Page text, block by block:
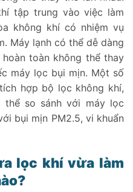
tập trung vào việc làm
không khí có nhiệm vụ
Máy lạnh có thể dễ dàng
toàn không thể thay
máy lọc bụi mịn. Một số
hợp bộ lọc không khí,
thể so sánh với máy lọc
bụi mịn PM2.5, vi khuẩn
lọc khí vừa làm